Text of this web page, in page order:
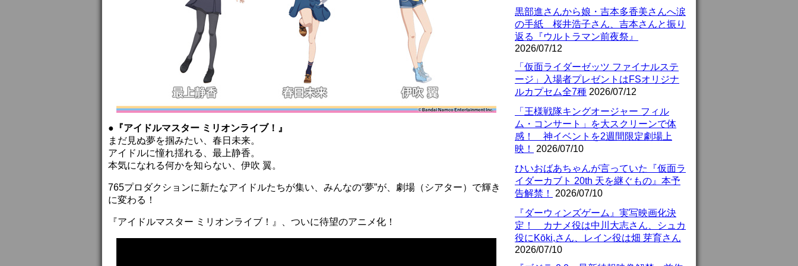
●『アイドルマスター ミリオンライブ！』
まだ見ぬ夢を掴みたい、春日未来。
アイドルに憧れ揺れる、最上静香。
本気になれる何かを知らない、伊吹 翼。
765プロダクションに新たなアイドルたちが集い、みんなの“夢”が、劇場（シアター）で輝き
に変わる！
『アイドルマスター ミリオンライブ！』、ついに待望のアニメ化！
黒部進さんから娘・吉本多香美さんへ涙
の手紙 桜井浩子さん、吉本さんと振り
返る『ウルトラマン前夜祭』
2026/07/12
「仮面ライダーゼッツ ファイナルステ
ージ」入場者プレゼントはFSオリジナ
ルカプセム全7種 2026/07/12
「王様戦隊キングオージャー フィル
ム・コンサート」を大スクリーンで体
感！ 神イベントを2週間限定劇場上
映！
2026/07/10
ひいおばあちゃんが言っていた『仮面ラ
イダーカブト 20th 天を継ぐもの』本予
告解禁！
2026/07/10
『ダーウィンズゲーム』実写映画化決
定！ カナメ役は中川大志さん、シュカ
役にKōki,さん、レイン役は畑 芽育さん
2026/07/10